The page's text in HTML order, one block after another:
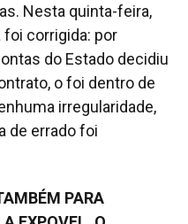
Nesta quinta-feira,
corrigida: por
do Estado decidiu
o foi dentro de
irregularidade,
de errado foi
PARA